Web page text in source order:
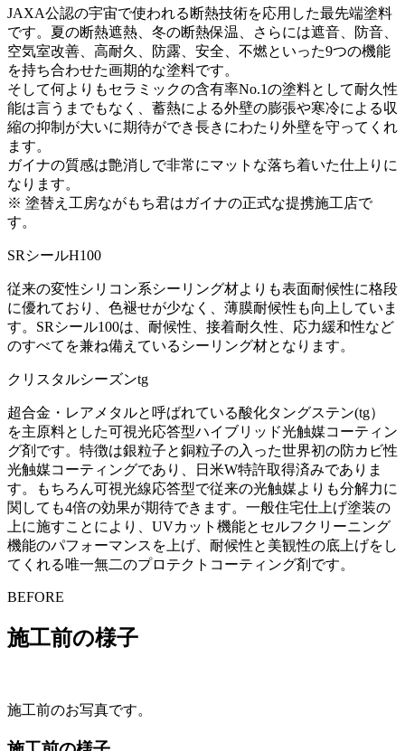
JAXA公認の宇宙で使われる断熱技術を応用した最先端塗料
です。夏の断熱遮熱、冬の断熱保温、さらには遮音、防音、
空気室改善、高耐久、防露、安全、不燃といった9つの機能
を持ち合わせた画期的な塗料です。
そして何よりもセラミックの含有率No.1の塗料として耐久性
能は言うまでもなく、蓄熱による外壁の膨張や寒冷による収
縮の抑制が大いに期待ができ長きにわたり外壁を守ってくれ
ます。
ガイナの質感は艶消しで非常にマットな落ち着いた仕上りに
なります。
※ 塗替え工房ながもち君はガイナの正式な提携施工店で
す。
SRシールH100
従来の変性シリコン系シーリング材よりも表面耐候性に格段
に優れており、色褪せが少なく、薄膜耐候性も向上していま
す。SRシール100は、耐候性、接着耐久性、応力緩和性など
のすべてを兼ね備えているシーリング材となります。
クリスタルシーズンtg
超合金・レアメタルと呼ばれている酸化タングステン(tg）
を主原料とした可視光応答型ハイブリッド光触媒コーティン
グ剤です。特徴は銀粒子と銅粒子の入った世界初の防カビ性
光触媒コーティングであり、日米W特許取得済みでありま
す。もちろん可視光線応答型で従来の光触媒よりも分解力に
関しても4倍の効果が期待できます。一般住宅仕上げ塗装の
上に施すことにより、UVカット機能とセルフクリーニング
機能のパフォーマンスを上げ、耐候性と美観性の底上げをし
てくれる唯一無二のプロテクトコーティング剤です。
BEFORE
施工前の様子
施工前のお写真です。